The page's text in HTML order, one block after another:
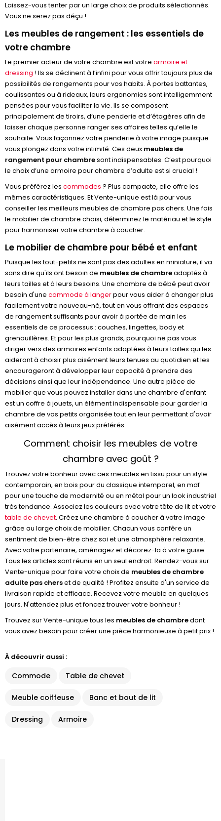
Laissez-vous tenter par un large choix de produits sélectionnés.
Vous ne serez pas déçu !
Les meubles de rangement : les essentiels de
votre chambre
Le premier acteur de votre chambre est votre armoire et
dressing ! Ils se déclinent à l’infini pour vous offrir toujours plus de
possibilités de rangements pour vos habits. À portes battantes,
coulissantes ou à rideaux, leurs ergonomies sont intelligemment
pensées pour vous faciliter la vie. Ils se composent
principalement de tiroirs, d’une penderie et d’étagères afin de
laisser chaque personne ranger ses affaires telles qu’elle le
souhaite. Vous façonnez votre penderie à votre image puisque
vous plongez dans votre intimité. Ces deux meubles de
rangement pour chambresont indispensables. C’est pourquoi
le choix d’une armoire pour chambre d’adulte est si crucial !
Vous préférez les commodes ? Plus compacte, elle offre les
mêmes caractéristiques. Et Vente-unique est là pour vous
conseiller les meilleurs meubles de chambre pas chers. Une fois
le mobilier de chambre choisi, déterminez le matériau et le style
pour harmoniser votre chambre à coucher.
Le mobilier de chambre pour bébé et enfant
Puisque les tout-petits ne sont pas des adultes en miniature, il va
sans dire qu'ils ont besoin de meubles de chambreadaptés à
leurs tailles et à leurs besoins. Une chambre de bébé peut avoir
besoin d'une commode à langerpour vous aider à changer plus
facilement votre nouveau-né, tout en vous offrant des espaces
de rangement suffisants pour avoir à portée de main les
essentiels de ce processus : couches, lingettes, body et
grenouillères. Et pour les plus grands, pourquoi ne pas vous
diriger vers des armoires enfants adaptées à leurs tailles qui les
aideront à choisir plus aisément leurs tenues au quotidien et les
encourageront à développer leur capacité à prendre des
décisions ainsi que leur indépendance. Une autre pièce de
mobilier que vous pouvez installer dans une chambre d'enfant
est un coffre à jouets, un élément indispensable pour garder la
chambre de vos petits organisée tout en leur permettant d'avoir
aisément accès à leurs jeux préférés.
Comment choisir les meubles de votre
chambre avec goût ?
Trouvez votre bonheur avec ces meubles en tissu pour un style
contemporain, en bois pour du classique intemporel, en mdf
pour une touche de modernité ou en métal pour un look industriel
très tendance. Associez les couleurs avec votre tête de lit et votre
table de chevet. Créez une chambre à coucher à votre image
grâce au large choix de mobilier. Chacun vous confère un
sentiment de bien-être chez soi et une atmosphère relaxante.
Avec votre partenaire, aménagez et décorez-la à votre guise.
Tous les articles sont réunis en un seul endroit. Rendez-vous sur
Vente-unique pour faire votre choix de meubles de chambre
adulte pas cherset de qualité ! Profitez ensuite d'un service de
livraison rapide et efficace. Recevez votre meuble en quelques
jours. N'attendez plus et foncez trouver votre bonheur !
Trouvez sur Vente-unique tous les meubles de chambredont
vous avez besoin pour créer une pièce harmonieuse à petit prix !
À découvrir aussi :
Commode Table de chevet
Meuble coiffeuse Banc et bout de lit
Dressing Armoire